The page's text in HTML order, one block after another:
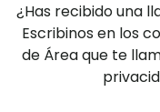
¿Has recibido una
Escribinos en los
de Área que te